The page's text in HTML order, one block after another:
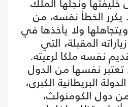
يكرر الخطأ نفسه، من
ولا يأخذها في
المقبلة، التي
نفسه ملكا لرعيته.
نفسها من الدول
البريطانية الكبرى،
دول الكومنولث،